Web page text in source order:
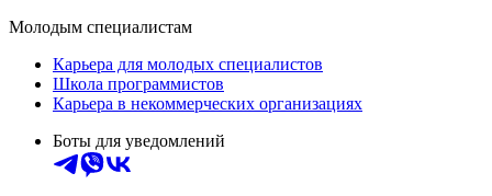
Молодым специалистам
Карьера для молодых специалистов
Школа программистов
Карьера в некоммерческих организациях
Боты для уведомлений